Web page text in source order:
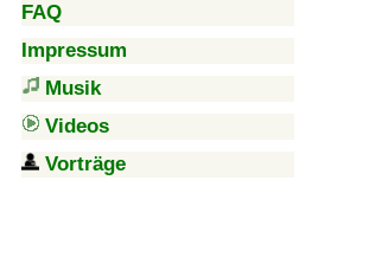
FAQ
Impressum
Musik
Videos
Vorträge